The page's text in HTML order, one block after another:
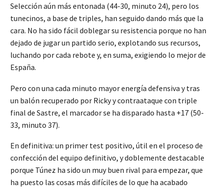
Selección aún más entonada (44-30, minuto 24), pero los
tunecinos, a base de triples, han seguido dando más que la
cara. No ha sido fácil doblegar su resistencia porque no han
dejado de jugar un partido serio, explotando sus recursos,
luchando por cada rebote y, en suma, exigiendo lo mejor de
España.
Pero con una cada minuto mayor energía defensiva y tras
un balón recuperado por Ricky y contraataque con triple
final de Sastre, el marcador se ha disparado hasta +17 (50-
33, minuto 37).
En definitiva: un primer test positivo, útil en el proceso de
confección del equipo definitivo, y doblemente destacable
porque Túnez ha sido un muy buen rival para empezar, que
ha puesto las cosas más difíciles de lo que ha acabado